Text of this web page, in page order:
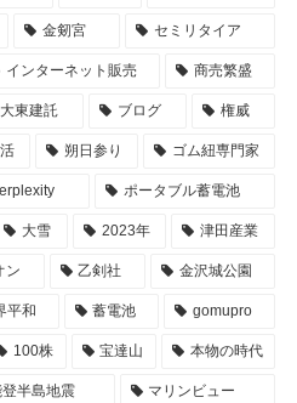
金剱宮 セミリタイア
インターネット販売 商売繁盛
大東建託 ブログ 権威
朔日参り ゴム紐専門家
ポータブル蓄電池
大雪 2023年 津田産業
ン 乙剣社 金沢城公園
平和 蓄電池 gomupro
100株 宝達山 本物の時代
半島地震 マリンビュー